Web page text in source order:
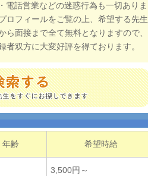
電話営業などの迷惑行為も一切ありま
ロフィールをご覧の上、希望する先生
面接まで全て無料となりますので、
双方に大変好評を得ております。
年齢 希望時給
3,500円～